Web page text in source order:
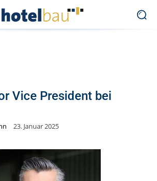
Vice President bei
23. Januar 2025